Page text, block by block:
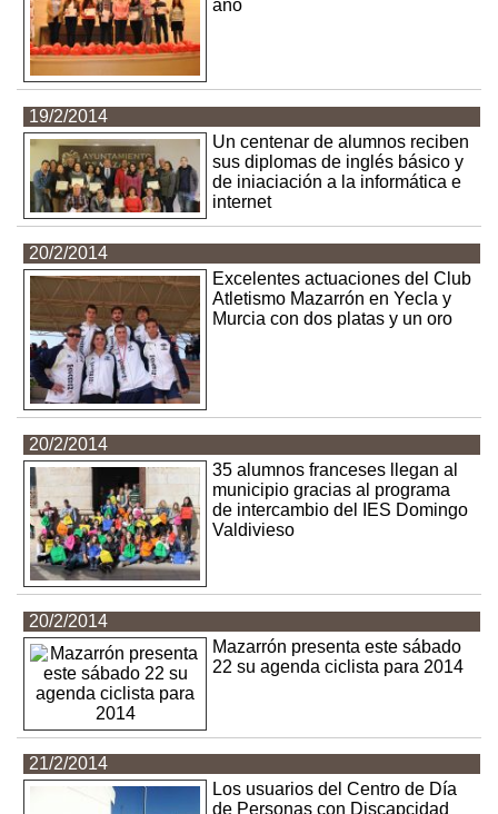
año
19/2/2014
Un centenar de alumnos reciben
sus diplomas de inglés básico y
de iniaciación a la informática e
internet
20/2/2014
Excelentes actuaciones del Club
Atletismo Mazarrón en Yecla y
Murcia con dos platas y un oro
20/2/2014
35 alumnos franceses llegan al
municipio gracias al programa
de intercambio del IES Domingo
Valdivieso
20/2/2014
Mazarrón presenta este sábado
22 su agenda ciclista para 2014
21/2/2014
Los usuarios del Centro de Día
de Personas con Discapcidad